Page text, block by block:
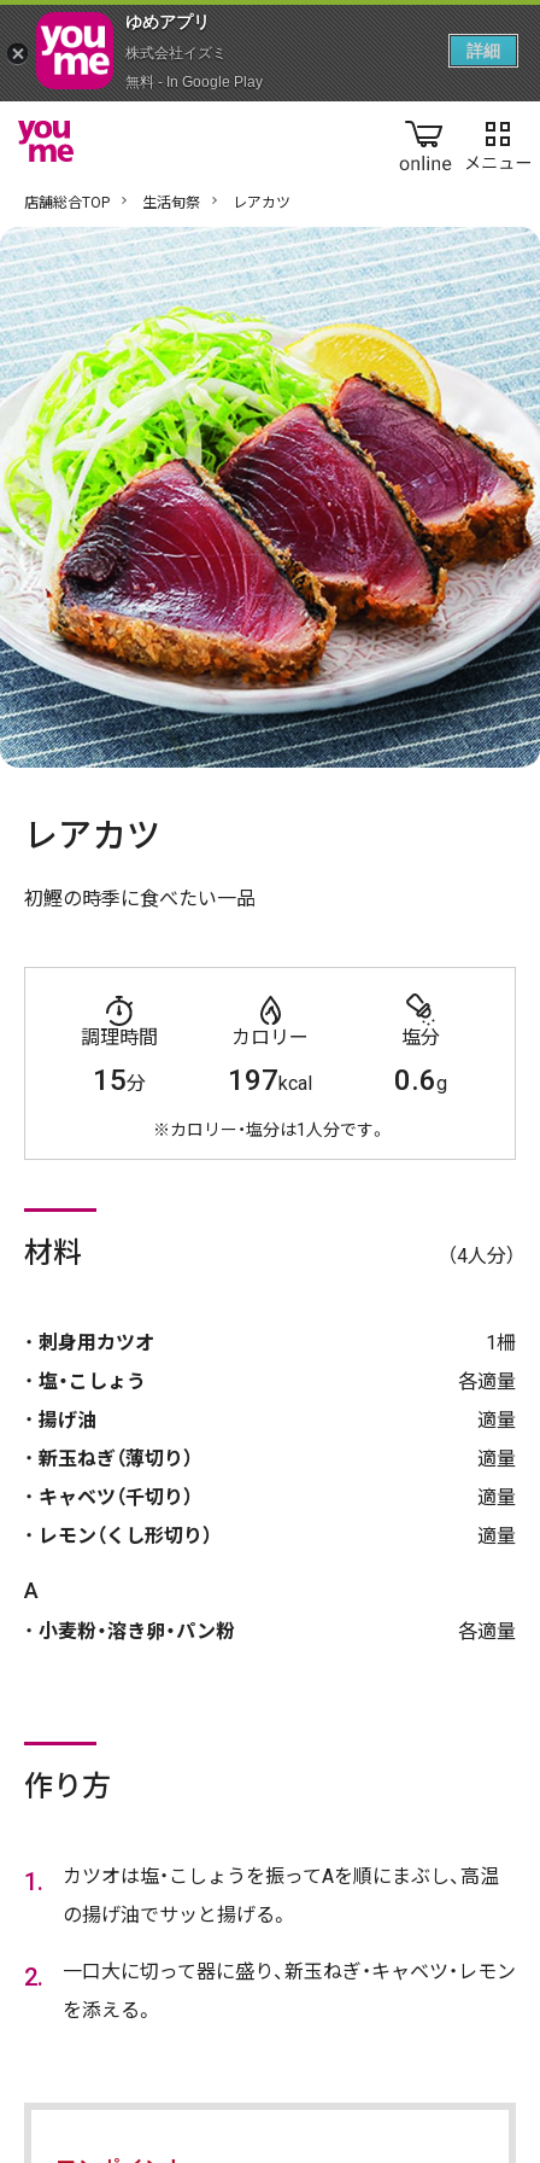
online
店舗総合TOP 生活旬祭 レアカツ
レアカツ
初鰹の時季に食べたい一品
調理時間
15分
カロリー
197kcal
塩分
0.6g
※カロリー・塩分は1人分です。
材料 （4人分）
刺身用カツオ
1柵
塩・こしょう
各適量
揚げ油
適量
新玉ねぎ（薄切り）
適量
キャベツ（千切り）
適量
レモン（くし形切り）
適量
A
小麦粉・溶き卵・パン粉 各適量
作り方
カツオは塩・こしょうを振ってAを順にまぶし、高温
の揚げ油でサッと揚げる。
一口大に切って器に盛り、新玉ねぎ・キャベツ・レモン
を添える。
ゆめアプ‪リ‬
株式会社イズミ
無料 - In Google Play
詳細